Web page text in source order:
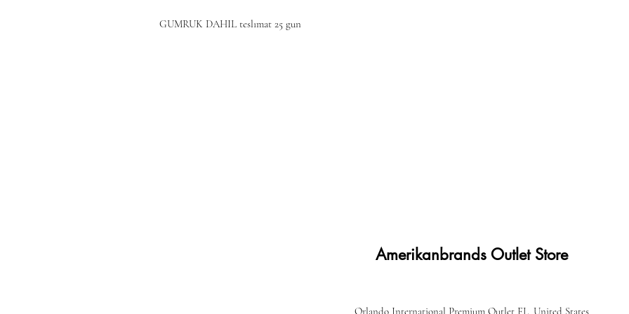
GUMRUK DAHIL teslımat 25 gun
Amerikanbrands Outlet Store
Orlando International Premium Outlet FL, United States